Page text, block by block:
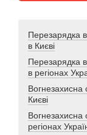
Перезарядка
в Києві
Перезарядка
в регіонах
Вогнезахисна
Києві
Вогнезахисна
регіонах